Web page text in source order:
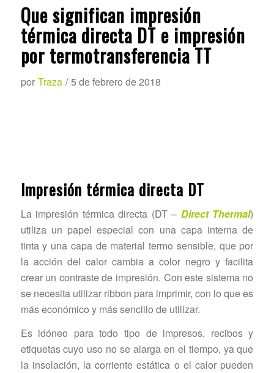
Que significan impresión
térmica directa DT e impresión
por termotransferencia TT
por Traza / 5 de febrero de 2018
Impresión térmica directa DT
La impresión térmica directa (DT – Direct Thermal)
utiliza un papel especial con una capa interna de
tinta y una capa de material termo sensible, que por
la acción del calor cambia a color negro y facilita
crear un contraste de impresión. Con este sistema no
se necesita utilizar ribbon para imprimir, con lo que es
más económico y más sencillo de utilizar.
Es idóneo para todo tipo de impresos, recibos y
etiquetas cuyo uso no se alarga en el tiempo, ya que
la insolación, la corriente estática o el calor pueden